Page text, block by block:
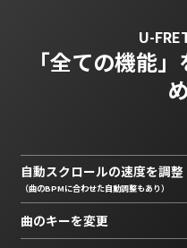
U-
「全ての機能」
自動スクロールの速度を調整
（曲のBPMに合わせた自動調整もあり）
曲のキーを変更